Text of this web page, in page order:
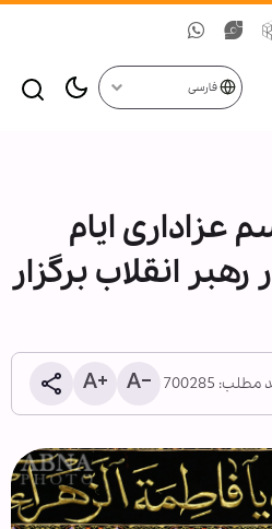
فارسی
عزاداری ایام
انقلاب برگزار
700285